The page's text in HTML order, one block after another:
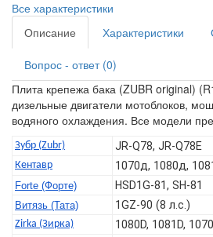
Все характеристики
Описание
Характеристики
Вопрос - ответ (0)
Плита крепежа бака (ZUBR original)
дизельные двигатели мотоблоков,
водяного охлаждения. Все модели
Зубр (Zubr) JR-Q78, JR-Q78E
Кентавр 1070д, 1080д,
Forte (Форте) HSD1G-81, SH-81
Витязь (Тата) 1GZ-90 (8 л.с.)
Zirka (Зирка)
1080D, 1081D,